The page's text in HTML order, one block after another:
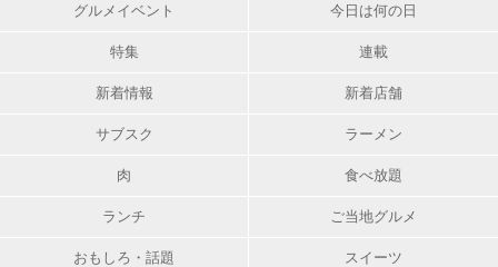
グルメイベント 今日は何の日
特集 連載
新着情報 新着店舗
サブスク ラーメン
肉 食べ放題
ランチ ご当地グルメ
おもしろ・話題 スイーツ